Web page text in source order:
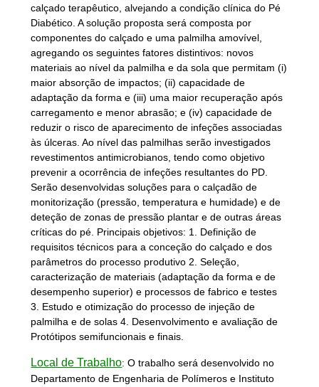
calçado terapêutico, alvejando a condição clínica do Pé
Diabético. A solução proposta será composta por
componentes do calçado e uma palmilha amovível,
agregando os seguintes fatores distintivos: novos
materiais ao nível da palmilha e da sola que permitam (i)
maior absorção de impactos; (ii) capacidade de
adaptação da forma e (iii) uma maior recuperação após
carregamento e menor abrasão; e (iv) capacidade de
reduzir o risco de aparecimento de infeções associadas
às úlceras. Ao nível das palmilhas serão investigados
revestimentos antimicrobianos, tendo como objetivo
prevenir a ocorrência de infeções resultantes do PD.
Serão desenvolvidas soluções para o calçadão de
monitorização (pressão, temperatura e humidade) e de
deteção de zonas de pressão plantar e de outras áreas
críticas do pé. Principais objetivos: 1. Definição de
requisitos técnicos para a conceção do calçado e dos
parâmetros do processo produtivo 2. Seleção,
caracterização de materiais (adaptação da forma e de
desempenho superior) e processos de fabrico e testes
3. Estudo e otimização do processo de injeção de
palmilha e de solas 4. Desenvolvimento e avaliação de
Protótipos semifuncionais e finais.
Local de Trabalho:O trabalho será desenvolvido no
Departamento de Engenharia de Polímeros e Instituto